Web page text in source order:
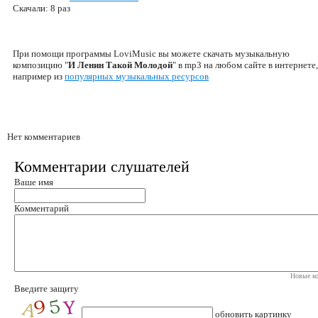
Скачали: 8 раз
При помощи программы LoviMusic вы можете скачать музыкальную
композицию "И Ленин Такой Молодой" в mp3 на любом сайте в интернете,
например из популярных музыкальных ресурсов
Нет комментариев
Комментарии слушателей
Ваше имя
Комментарий
Новые
Введите защиту
обновить картинку